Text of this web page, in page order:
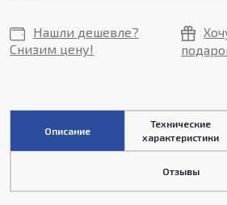
Нашли дешевле?
Снизим цену!
Описание
Технические
характеристики
Отзывы